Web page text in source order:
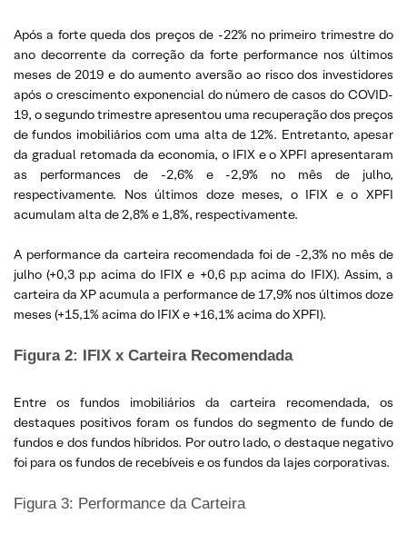
Após a forte queda dos preços de -22% no primeiro trimestre do
ano decorrente da correção da forte performance nos últimos
meses de 2019 e do aumento aversão ao risco dos investidores
após o crescimento exponencial do número de casos do COVID-
19, o segundo trimestre apresentou uma recuperação dos preços
de fundos imobiliários com uma alta de 12%. Entretanto, apesar
da gradual retomada da economia, o IFIX e o XPFI apresentaram
as performances de -2,6% e -2,9% no mês de julho,
respectivamente. Nos últimos doze meses, o IFIX e o XPFI
acumulam alta de 2,8% e 1,8%, respectivamente.
A performance da carteira recomendada foi de -2,3% no mês de
julho (+0,3 p.p acima do IFIX e +0,6 p.p acima do IFIX). Assim, a
carteira da XP acumula a performance de 17,9% nos últimos doze
meses (+15,1% acima do IFIX e +16,1% acima do XPFI).
Figura 2: IFIX x Carteira Recomendada
Entre os fundos imobiliários da carteira recomendada, os
destaques positivos foram os fundos do segmento de fundo de
fundos e dos fundos híbridos. Por outro lado, o destaque negativo
foi para os fundos de recebíveis e os fundos da lajes corporativas.
Figura 3: Performance da Carteira